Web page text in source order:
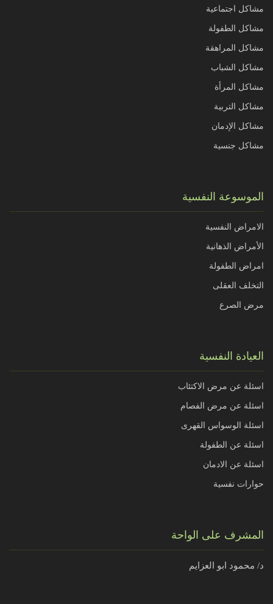
مشاكل اجتماعية
مشاكل الطفولة
مشاكل المراهقة
مشاكل الشباب
مشاكل المرأة
مشاكل التربية
مشاكل الإدمان
مشاكل جنسية
الموسوعة النفسية
الامراض النفسية
الأمراض الذهانية
امراض الطفولة
التخلف العقلى
مرض الصرع
العيادة النفسية
اسئلة عن مرض الاكتئاب
اسئلة عن مرض الفصام
اسئلة الوسواس القهرى
اسئلة عن الطفولة
اسئلة عن الادمان
حوارات نفسية
المشرف على الواحة
د/ محمود ابو العزايم